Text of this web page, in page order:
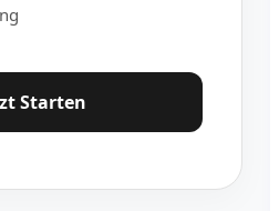
Starten